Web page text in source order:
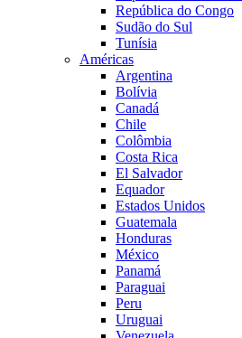
República do Congo
Sudão do Sul
Tunísia
Américas
Argentina
Bolívia
Canadá
Chile
Colômbia
Costa Rica
El Salvador
Equador
Estados Unidos
Guatemala
Honduras
México
Panamá
Paraguai
Peru
Uruguai